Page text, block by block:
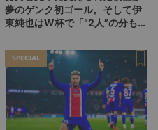
夢のゲンク初ゴール。そして伊
東純也はW杯で「“2人”の分も頑
SPECIAL